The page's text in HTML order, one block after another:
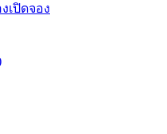
เปิดจอง